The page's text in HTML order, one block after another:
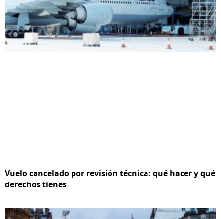
Vuelo cancelado por revisión técnica: qué hacer y qué
derechos tienes